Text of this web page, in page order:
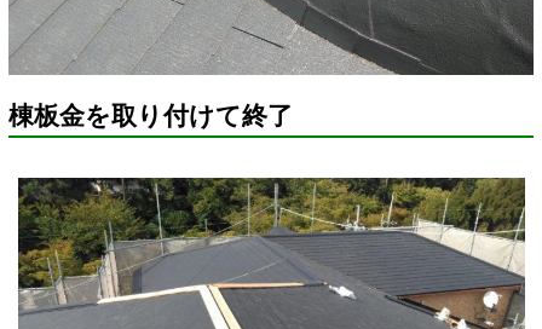
棟板金を取り付けて終了